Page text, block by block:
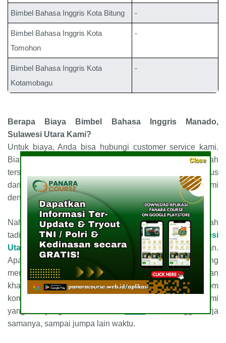
Bimbel Bahasa Inggris Kota Bitung -
Bimbel Bahasa Inggris Kota
Tomohon
-
Bimbel Bahasa Inggris Kota
Kotamobagu
-
Berapa Biaya Bimbel Bahasa Inggris
Manado,
Sulawesi Utara Kami?
Untuk biaya, Anda bisa hubungi customer service kami.
Biaya kami dapat disesuaikan dengan paket yang sudah
tersedia, dan untuk mendapatkan penawaran yang bagus
dari kami, segera lakukan pendaftaran dengan kami
dengan menghubungi nomor yang tertera dibawah.
Nah, para pembaca sekalian, bagaimana? Itulah
tadi
Bimbel Bahasa Inggris
Manado, Sulawesi
Utara
yang sudah membuat banyak orang penasaran.
Apakah informasi tadi sudah menjadi jawaban yang
memuaskan untuk kalian? Kalau belum, maka jangan
khawatir! Kalian bisa melakukan request di kolom
komentar. Atau kalian juga bisa membaca artikel kami
yang lain yang bisa kalian klikdisini.Kami tunggu kerja
samanya, sampai jumpa lain waktu.
Close